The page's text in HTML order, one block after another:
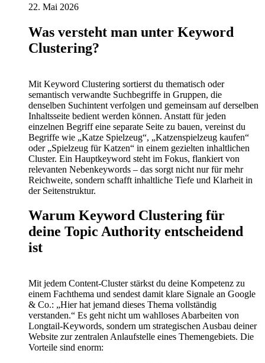
22. Mai 2026
Was versteht man unter Keyword
Clustering?
Mit Keyword Clustering sortierst du thematisch oder
semantisch verwandte Suchbegriffe in Gruppen, die
denselben Suchintent verfolgen und gemeinsam auf derselben
Inhaltsseite bedient werden können. Anstatt für jeden
einzelnen Begriff eine separate Seite zu bauen, vereinst du
Begriffe wie „Katze Spielzeug“, „Katzenspielzeug kaufen“
oder „Spielzeug für Katzen“ in einem gezielten inhaltlichen
Cluster. Ein Hauptkeyword steht im Fokus, flankiert von
relevanten Nebenkeywords – das sorgt nicht nur für mehr
Reichweite, sondern schafft inhaltliche Tiefe und Klarheit in
der Seitenstruktur.
Warum Keyword Clustering für
deine Topic Authority entscheidend
ist
Mit jedem Content-Cluster stärkst du deine Kompetenz zu
einem Fachthema und sendest damit klare Signale an Google
& Co.: „Hier hat jemand dieses Thema vollständig
verstanden.“ Es geht nicht um wahlloses Abarbeiten von
Longtail-Keywords, sondern um strategischen Ausbau deiner
Website zur zentralen Anlaufstelle eines Themengebiets. Die
Vorteile sind enorm: